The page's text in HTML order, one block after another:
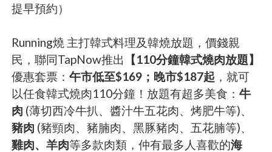
提早預約）
Running燒 主打韓式料理及韓燒放題，價錢親
民，聯同TapNow推出
【110分鐘韓式燒肉放題】
優惠套票：午市低至$169；晚市$187起 ，就可
以任食韓式燒肉110分鐘！放題有超多美食：牛
肉 (薄切西冷牛扒、醬汁牛五花肉、烤肥牛等)、
豬肉 (豬頸肉、豬腩肉、黑豚豬肉、五花腩等)、
雞肉、羊肉等多款肉類，仲有最多人喜歡的海